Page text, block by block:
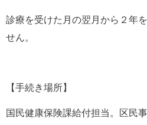
診療を受けた月の翌月から２年
せん。
【手続き場所】
国民健康保険課給付担当。区民